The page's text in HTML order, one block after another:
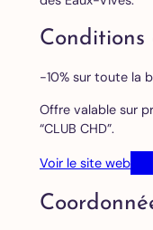
Conditions
-10% sur toute la
Offre valable sur
“CLUB CHD”.
Voir le site web